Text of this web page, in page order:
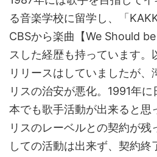
る音楽学校に留学し、「
CBSから楽曲【We Should
スした経歴も持っています。
リリースはしていましたが
リスの治安が悪化。1991年
本でも歌手活動が出来ると思
リスのレーベルとの契約が残
しての活動は出来ず、契約終